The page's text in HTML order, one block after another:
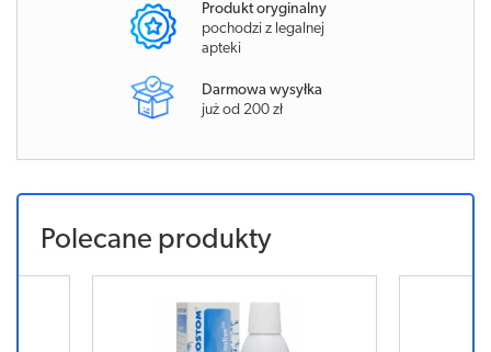
Produkt oryginalny
pochodzi z legalnej
apteki
Darmowa wysyłka
już od 200 zł
Polecane produkty